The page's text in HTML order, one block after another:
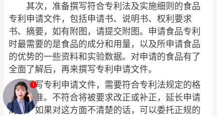
其次，准备撰写符合专利法及实施细则的食品
专利申请文件，包括申请书、说明书、权利要求
书、摘要，如有附图，请提交附图。申请食品专利
时最需要的是食品的成分和用量，以及所申请食品
的优势的一些资料和实验数据。对申请的食品有了
全面了解后，再来撰写专利申请文件。
撰写专利申请文件，需要符合专利法规定的格
式和标准。不符合将被要求改正或补正，延长申请
周期。如果对这方面不清楚的话，可以委托正规的